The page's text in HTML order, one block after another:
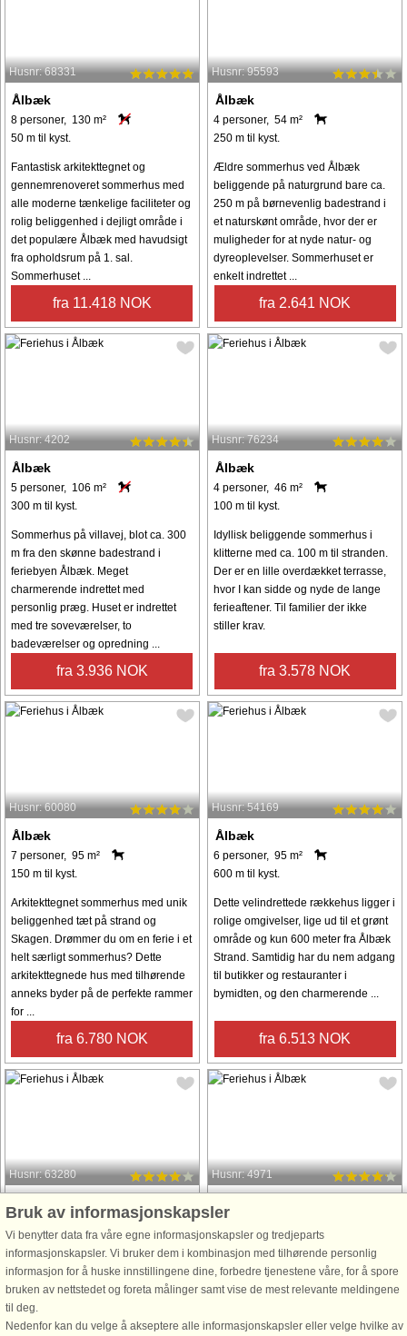
Husnr: 68331
Ålbæk
8 personer, 130 m²
50 m til kyst.
Fantastisk arkitekttegnet og
gennemrenoveret sommerhus med
alle moderne tænkelige faciliteter og
rolig beliggenhed i dejligt område i
det populære Ålbæk med havudsigt
fra opholdsrum på 1. sal.
Sommerhuset ...
fra 11.418 NOK
Husnr: 95593
Ålbæk
4 personer, 54 m²
250 m til kyst.
Ældre sommerhus ved Ålbæk
beliggende på naturgrund bare ca.
250 m på børnevenlig badestrand i
et naturskønt område, hvor der er
muligheder for at nyde natur- og
dyreoplevelser. Sommerhuset er
enkelt indrettet ...
fra 2.641 NOK
Husnr: 4202
Ålbæk
5 personer, 106 m²
300 m til kyst.
Sommerhus på villavej, blot ca. 300
m fra den skønne badestrand i
feriebyen Ålbæk. Meget
charmerende indrettet med
personlig præg. Huset er indrettet
med tre soveværelser, to
badeværelser og opredning ...
fra 3.936 NOK
Husnr: 76234
Ålbæk
4 personer, 46 m²
100 m til kyst.
Idyllisk beliggende sommerhus i
klitterne med ca. 100 m til stranden.
Der er en lille overdækket terrasse,
hvor I kan sidde og nyde de lange
ferieaftener. Til familier der ikke
stiller krav.
fra 3.578 NOK
Husnr: 60080
Ålbæk
7 personer, 95 m²
150 m til kyst.
Arkitekttegnet sommerhus med unik
beliggenhed tæt på strand og
Skagen. Drømmer du om en ferie i et
helt særligt sommerhus? Dette
arkitekttegnede hus med tilhørende
anneks byder på de perfekte rammer
for ...
fra 6.780 NOK
Husnr: 54169
Ålbæk
6 personer, 95 m²
600 m til kyst.
Dette velindrettede rækkehus ligger i
rolige omgivelser, lige ud til et grønt
område og kun 600 meter fra Ålbæk
Strand. Samtidig har du nem adgang
til butikker og restauranter i
bymidten, og den charmerende ...
fra 6.513 NOK
Husnr: 63280
Ålbæk
2,0 km til kyst.
Dette sommerhus tilbyder afslappet
komfort for hele familien. Med 100
veludnyttede kvadratmeter og
sovepladser til otte personer fordelt
Husnr: 4971
500 m til kyst.
Dette helt unikke og idylliske
sommerhus er Ålbæks gamle
Sommerhuset ligger i perfekte
Bruk av informasjonskapsler
Vi benytter data fra våre egne informasjonskapsler og tredjeparts
informasjonskapsler. Vi bruker dem i kombinasjon med tilhørende personlig
informasjon for å huske innstillingene dine, forbedre tjenestene våre, for å spore
bruken av nettstedet og foreta målinger samt vise de mest relevante meldingene
til deg.
Nedenfor kan du velge å akseptere alle informasjonskapsler eller velge hvilke av